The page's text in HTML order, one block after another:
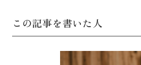
この記事を書いた人